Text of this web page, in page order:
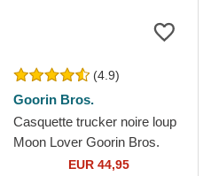
(4.9)
Goorin Bros.
Casquette trucker noire loup
Moon Lover Goorin Bros.
EUR 44,95